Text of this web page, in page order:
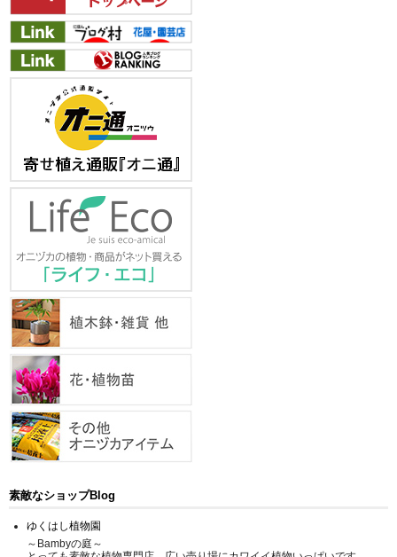
素敵なショップBlog
ゆくはし植物園
～Bambyの庭～